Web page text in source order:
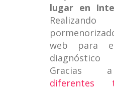
lugar en
web para
diferentes